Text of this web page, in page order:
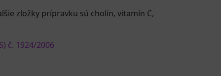
zložky prípravku sú cholín, vitamín C,
č. 1924/2006